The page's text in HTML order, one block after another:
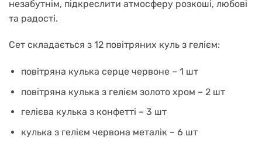
незабутнім, підкреслити атмосферу розкоші, любові
та радості.
Сет складається з 12 повітряних куль з гелієм:
повітряна кулька серце червоне – 1 шт
повітряна кулька з гелієм золото хром – 2 шт
гелієва кулька з конфетті – 3 шт
кулька з гелієм червона металік – 6 шт